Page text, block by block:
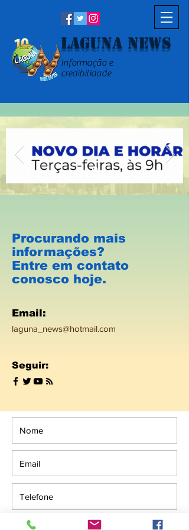
Laguna News
Informação e
credibilidade
Procurando mais
informações?
Entre em contato
conosco hoje.
Email:
laguna_news@hotmail.com
Seguir: